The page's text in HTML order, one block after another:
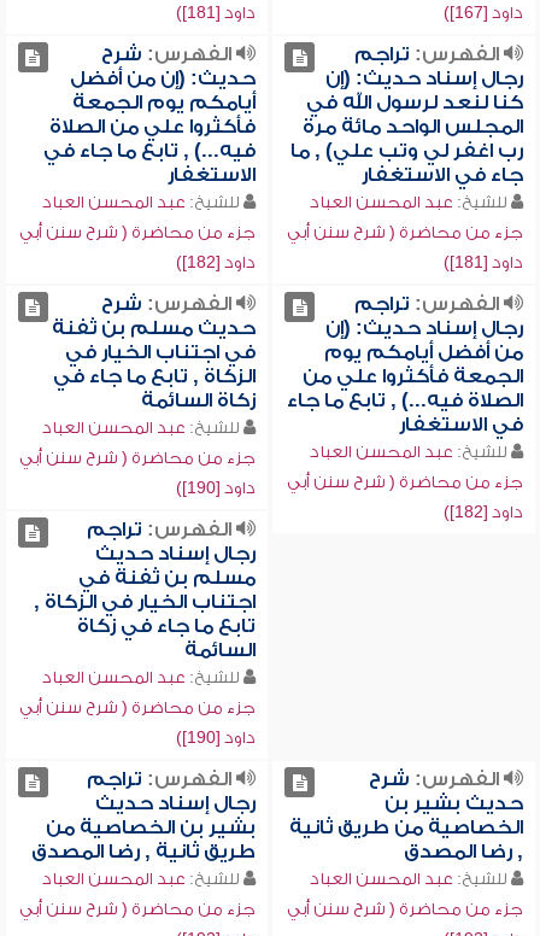
داود [167])
داود [181])
الفهرس: تراجم
رجال إسناد حديث: (إن
كنا لنعد لرسول الله في
المجلس الواحد مائة مرة
رب اغفر لي وتب علي) , ما
جاء في الاستغفار
للشيخ: عبد المحسن العباد
جزء من محاضرة ( شرح سنن أبي
داود [181])
الفهرس: شرح
حديث: (إن من أفضل
أيامكم يوم الجمعة
فأكثروا علي من الصلاة
فيه...) , تابع ما جاء في
الاستغفار
للشيخ: عبد المحسن العباد
جزء من محاضرة ( شرح سنن أبي
داود [182])
الفهرس: تراجم
رجال إسناد حديث: (إن
من أفضل أيامكم يوم
الجمعة فأكثروا علي من
الصلاة فيه...) , تابع ما جاء
في الاستغفار
للشيخ: عبد المحسن العباد
جزء من محاضرة ( شرح سنن أبي
داود [182])
الفهرس: شرح
حديث مسلم بن ثفنة
في اجتناب الخيار في
الزكاة , تابع ما جاء في
زكاة السائمة
للشيخ: عبد المحسن العباد
جزء من محاضرة ( شرح سنن أبي
داود [190])
الفهرس: تراجم
رجال إسناد حديث
مسلم بن ثفنة في
اجتناب الخيار في الزكاة ,
تابع ما جاء في زكاة
السائمة
للشيخ: عبد المحسن العباد
جزء من محاضرة ( شرح سنن أبي
داود [190])
الفهرس: شرح
حديث بشير بن
الخصاصية من طريق ثانية
, رضا المصدق
للشيخ: عبد المحسن العباد
جزء من محاضرة ( شرح سنن أبي
الفهرس: تراجم
رجال إسناد حديث
بشير بن الخصاصية من
طريق ثانية , رضا المصدق
للشيخ: عبد المحسن العباد
جزء من محاضرة ( شرح سنن أبي